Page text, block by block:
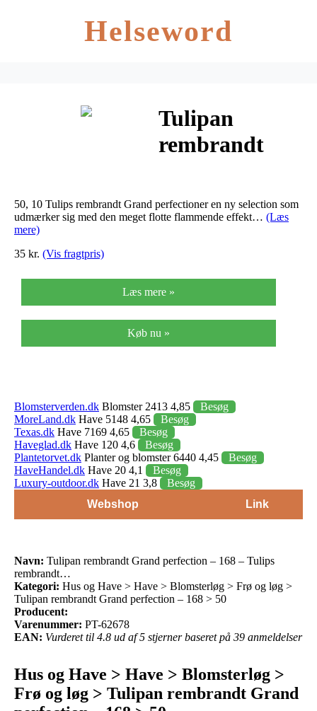
Helseword
Tulipan
rembrandt
perfection –
168 – Tulips
50, 10 Tulips rembrandt Grand perfectioner en ny selection som
udmærker sig med den meget flotte flammende effekt… (Læs
mere)
35 kr. (Vis fragtpris)
Læs mere »
Køb nu »
Blomsterverden.dk Blomster 2413 4,85
Besøg
MoreLand.dk Have 5148 4,65
Besøg
Texas.dk Have 7169 4,65
Besøg
Haveglad.dk Have 120 4,6
Besøg
Plantetorvet.dk Planter og blomster 6440 4,45
Besøg
HaveHandel.dk Have 20 4,1
Besøg
Luxury-outdoor.dk Have 21 3,8
Besøg
Webshop
Link
Navn: Tulipan rembrandt Grand perfection – 168 – Tulips
rembrandt…
Kategori: Hus og Have > Have > Blomsterløg > Frø og løg >
Tulipan rembrandt Grand perfection – 168 > 50
Producent:
Varenummer: PT-62678
EAN: Vurderet til 4.8 ud af 5 stjerner baseret på 39 anmeldelser
Hus og Have > Have > Blomsterløg >
Frø og løg > Tulipan rembrandt Grand